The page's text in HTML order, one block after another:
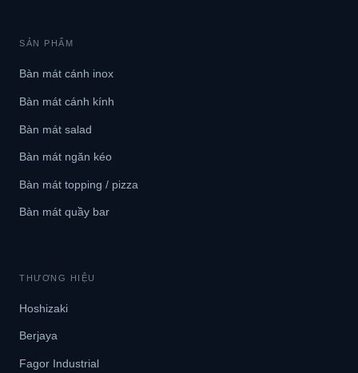
SẢN PHẨM
Bàn mát cánh inox
Bàn mát cánh kính
Bàn mát salad
Bàn mát ngăn kéo
Bàn mát topping / pizza
Bàn mát quầy bar
THƯƠNG HIỆU
Hoshizaki
Berjaya
Fagor Industrial